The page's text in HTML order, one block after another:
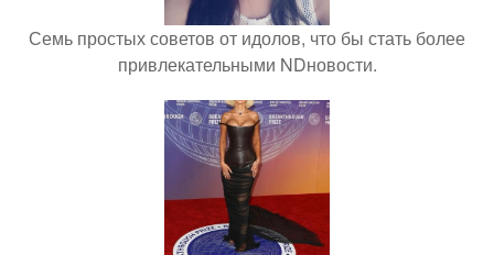
Семь простых советов от идолов, что бы стать более
привлекательными NDновости.